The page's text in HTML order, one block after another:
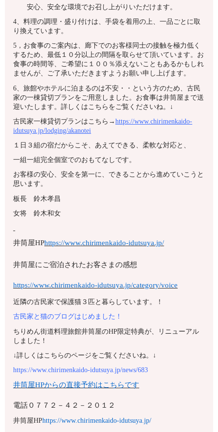
安心、安全な環境でお召し上がりいただけます。
4、料理の調理・盛り付けは、手袋を着用の上、一品ごとに取
り換えています。
5，お食事のご案内は、廊下でのお客様同士の接触を極力低く
するため、最低１０分以上の間隔を取らせて頂いています。お
食事の時間等、ご希望に１００％添えないこともあるかもしれ
ませんが、ご了承いただきますようお願い申し上げます。
6、旅館やホテルに泊まるのは不安・・という方のため、古民
家の一棟貸切プランをご用意しました。お食事は井筒屋まで送
迎いたします。詳しくはこちらをご覧くださいね。↓
古民家一棟貸切プランはこちら→https://www.chirimenkaido-
idutsuya.jp/lodging/akanotei
１日３組の宿だからこそ、あえてできる、柔軟な対応と、
一組一組完全個室でのおもてなしです。
お客様の安心、安全を第一に、できることから進めていこうと
思います。
板長 鈴木孝昌
女将 鈴木和女
井筒屋HPhttps://www.chirimenkaido-idutsuya.jp/
井筒屋にご宿泊されたお客さまの感想
https://www.chirimenkaido-idutsuya.jp/category/voice
近隣の古民家で保護猫３匹と暮らしています。！
古民家と猫のブログはじめました！
ちりめん街道料理旅館井筒屋のHP限定特典が、リニューアル
しました！
↓詳しくはこちらのページをご覧くださいね。↓
https://www.chirimenkaido-idutsuya.jp/news/683
井筒屋HPからの直接予約はこちらです
電話０７７２－４２－２０１２
井筒屋HPhttps://www.chirimenkaido-idutsuya.jp/